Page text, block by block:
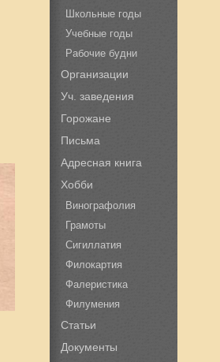
Школьные годы
Учебные годы
Рабочие будни
Организации
Уч. заведения
Горожане
Письма
Адресная книга
Хобби
Винографолия
Грамоты
Сигиллатия
Филокартия
Фалеристика
Филумения
Статьи
Документы